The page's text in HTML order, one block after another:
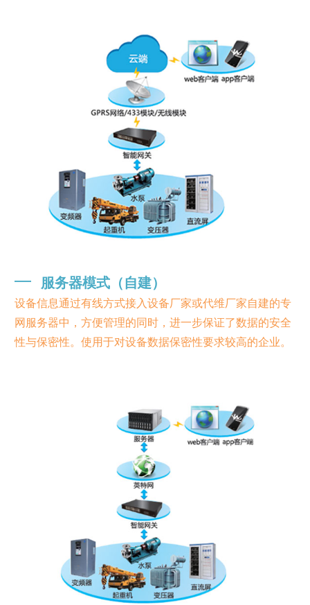
━ 服务器模式（自建）
设备信息通过有线方式接入设备厂家或代维厂家自建的专
网服务器中，方便管理的同时，进一步保证了数据的安全
性与保密性。使用于对设备数据保密性要求较高的企业。